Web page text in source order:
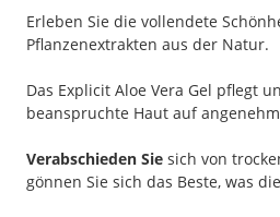
Erleben Sie die vollendete
Pflanzenextrakten aus der Natur.
Das Explicit Aloe Vera Gel pflegt
beanspruchte Haut auf
Verabschieden Sie sich von
gönnen Sie sich das Beste, was die